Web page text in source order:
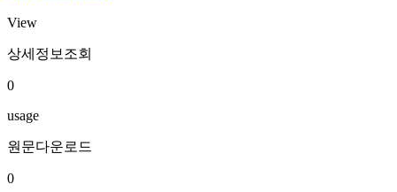
View
상세정보조회
0
usage
원문다운로드
0